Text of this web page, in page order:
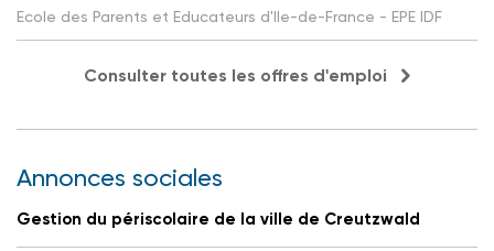
Ecole des Parents et Educateurs d'Ile-de-France - EPE IDF
Consulter toutes les offres d'emploi
Annonces sociales
Gestion du périscolaire de la ville de Creutzwald